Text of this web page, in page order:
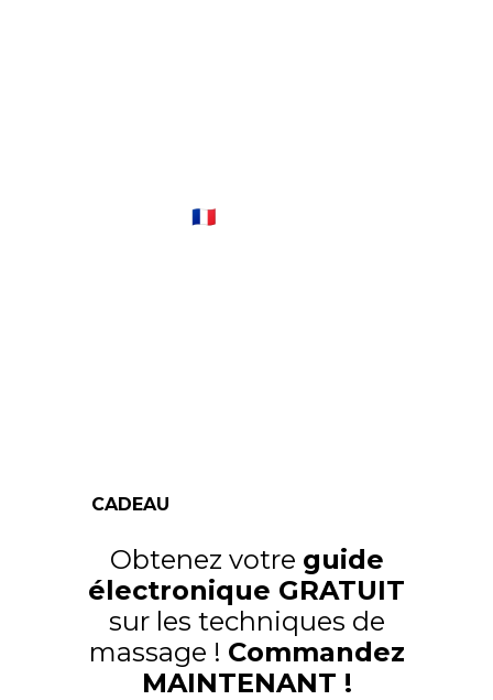
Fraîcheur Paris™ 🇫🇷
CADEAU
Obtenez votre guide
électronique GRATUIT
sur les techniques de
massage ! Commandez
MAINTENANT !